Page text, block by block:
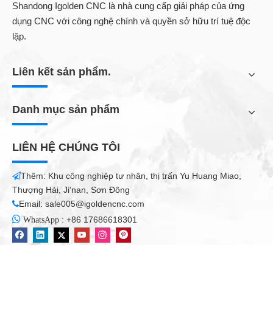
Shandong Igolden CNC là nhà cung cấp giải pháp của ứng
dụng CNC với công nghệ chính và quyền sở hữu trí tuệ độc
lập.
Liên kết sản phẩm.
Danh mục sản phẩm
LIÊN HỆ CHÚNG TÔI
Thêm: Khu công nghiệp tư nhân, thị trấn Yu Huang Miao,
Thượng Hải, Ji'nan, Sơn Đông
Email: sale005@igoldencnc.com
 WhatsApp : +86 17686618301